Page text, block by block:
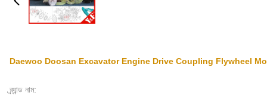
Daewoo Doosan Excavator Engine Drive Coupling Flywheel
ব্র্যান্ড নাম: